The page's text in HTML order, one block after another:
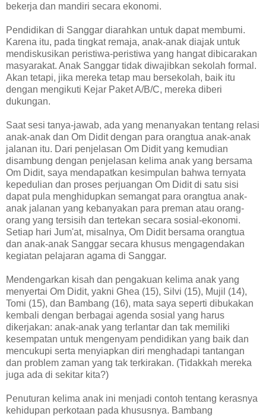
bekerja dan mandiri secara ekonomi.
Pendidikan di Sanggar diarahkan untuk dapat membumi.
Karena itu, pada tingkat remaja, anak-anak diajak untuk
mendiskusikan peristiwa-peristiwa yang hangat dibicarakan
masyarakat. Anak Sanggar tidak diwajibkan sekolah formal.
Akan tetapi, jika mereka tetap mau bersekolah, baik itu
dengan mengikuti Kejar Paket A/B/C, mereka diberi
dukungan.
Saat sesi tanya-jawab, ada yang menanyakan tentang relasi
anak-anak dan Om Didit dengan para orangtua anak-anak
jalanan itu. Dari penjelasan Om Didit yang kemudian
disambung dengan penjelasan kelima anak yang bersama
Om Didit, saya mendapatkan kesimpulan bahwa ternyata
kepedulian dan proses perjuangan Om Didit di satu sisi
dapat pula menghidupkan semangat para orangtua anak-
anak jalanan yang kebanyakan para preman atau orang-
orang yang tersisih dan tertekan secara sosial-ekonomi.
Setiap hari Jum'at, misalnya, Om Didit bersama orangtua
dan anak-anak Sanggar secara khusus mengagendakan
kegiatan pelajaran agama di Sanggar.
Mendengarkan kisah dan pengakuan kelima anak yang
menyertai Om Didit, yakni Ghea (15), Silvi (15), Mujil (14),
Tomi (15), dan Bambang (16), mata saya seperti dibukakan
kembali dengan berbagai agenda sosial yang harus
dikerjakan: anak-anak yang terlantar dan tak memiliki
kesempatan untuk mengenyam pendidikan yang baik dan
mencukupi serta menyiapkan diri menghadapi tantangan
dan problem zaman yang tak terkirakan. (Tidakkah mereka
juga ada di sekitar kita?)
Penuturan kelima anak ini menjadi contoh tentang kerasnya
kehidupan perkotaan pada khususnya. Bambang